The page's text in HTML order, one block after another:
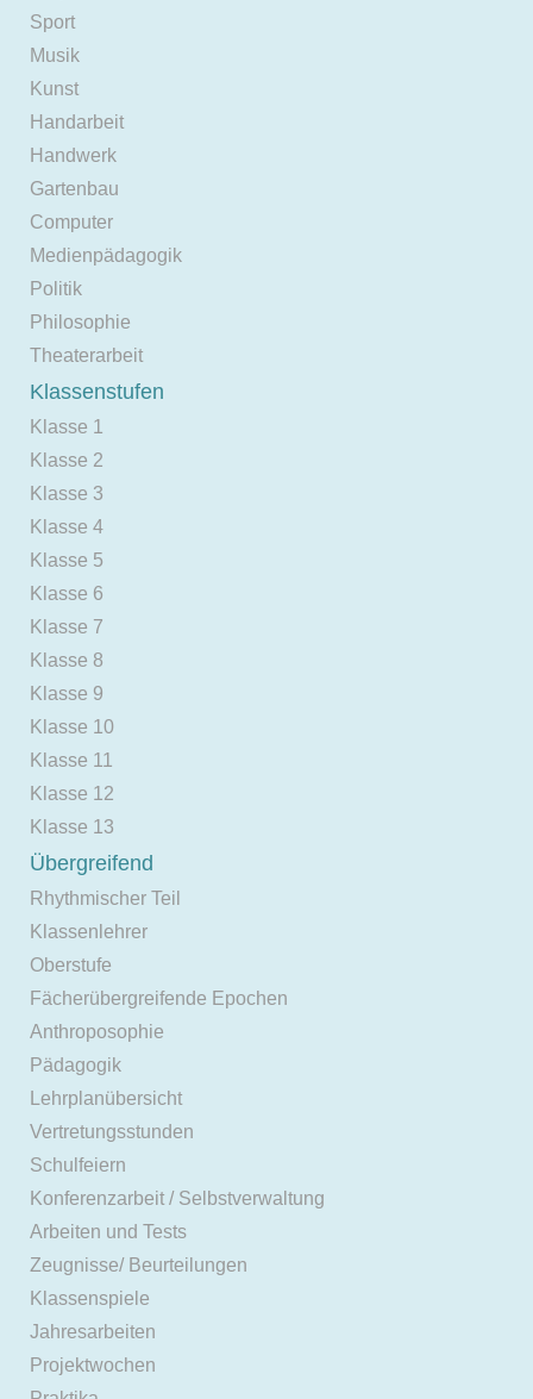
Sport
Musik
Kunst
Handarbeit
Handwerk
Gartenbau
Computer
Medienpädagogik
Politik
Philosophie
Theaterarbeit
Klassenstufen
Klasse 1
Klasse 2
Klasse 3
Klasse 4
Klasse 5
Klasse 6
Klasse 7
Klasse 8
Klasse 9
Klasse 10
Klasse 11
Klasse 12
Klasse 13
Übergreifend
Rhythmischer Teil
Klassenlehrer
Oberstufe
Fächerübergreifende Epochen
Anthroposophie
Pädagogik
Lehrplanübersicht
Vertretungsstunden
Schulfeiern
Konferenzarbeit / Selbstverwaltung
Arbeiten und Tests
Zeugnisse/ Beurteilungen
Klassenspiele
Jahresarbeiten
Projektwochen